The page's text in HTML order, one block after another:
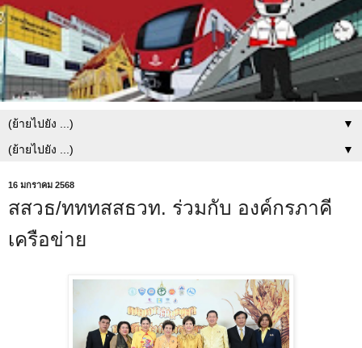
▼
▼
16 มกราคม 2568
สสวธ/ทททสสธวท. ร่วมกับ องค์กรภาคี
เครือข่าย